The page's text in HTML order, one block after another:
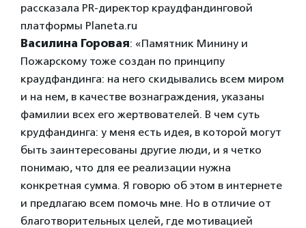
рассказала PR-директор краудфандинговой
платформы Planeta.ru
Василина Горовая: «Памятник Минину и
Пожарскому тоже создан по принципу
краудфандинга: на него скидывались всем миром
и на нем, в качестве вознаграждения, указаны
фамилии всех его жертвователей. В чем суть
крудфандинга: у меня есть идея, в которой могут
быть заинтересованы другие люди, и я четко
понимаю, что для ее реализации нужна
конкретная сумма. Я говорю об этом в интернете
и предлагаю всем помочь мне. Но в отличие от
благотворительных целей, где мотивацией